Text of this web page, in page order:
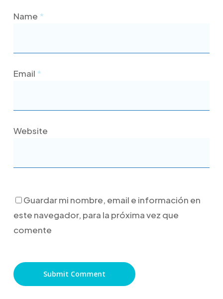
Name *
Email *
Website
Guardar mi nombre, email e información en
este navegador, para la próxima vez que
comente